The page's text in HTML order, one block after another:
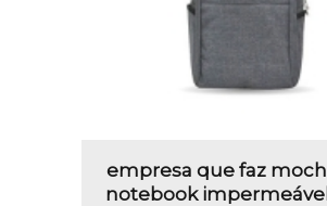
empresa que faz
notebook